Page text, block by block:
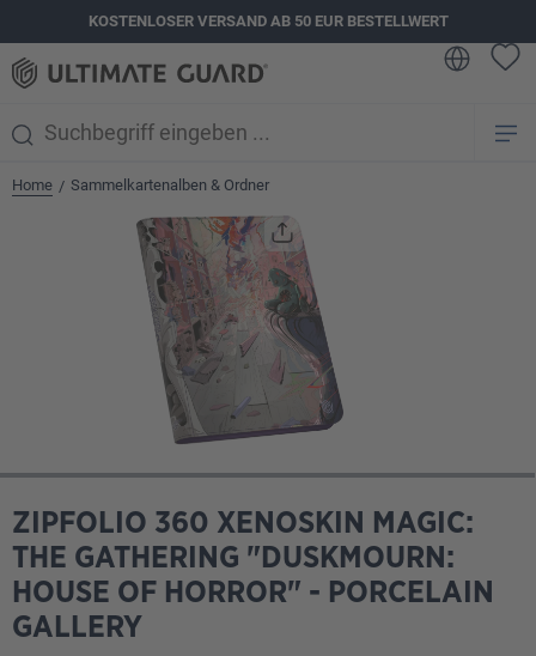
springenKOSTENLOSER VERSAND AB 50 EUR BESTELLWERT
Home / Sammelkartenalben & Ordner
Bildergalerie überspringen
ZIPFOLIO 360 XENOSKIN MAGIC:
THE GATHERING "DUSKMOURN:
HOUSE OF HORROR" - PORCELAIN
GALLERY